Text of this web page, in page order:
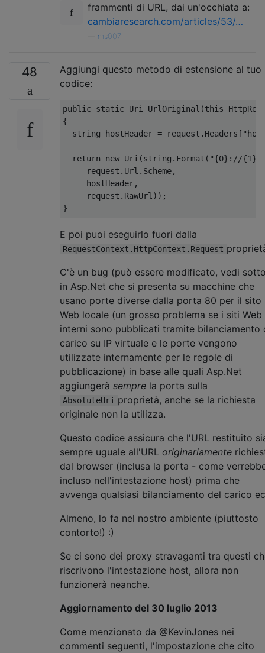
frammenti di URL, dai un'occhiata a:
cambiaresearch.com/articles/53/…
ms007
48
Aggiungi questo metodo di estensione al tuo
codice:
public static Uri UrlOriginal (this
{
string hostHeader = request . Headers [
return new Uri (string . Format ( "{0}://
     request
. Url . Scheme,
     hostHeader
,
     request
. RawUrl ));
}
E poi puoi eseguirlo fuori dalla
RequestContext.HttpContext.Request
C'è un bug (può essere modificato, vedi
in Asp.Net che si presenta su macchine che
usano porte diverse dalla porta 80 per il sito
Web locale (un grosso problema se i siti Web
interni sono pubblicati tramite bilanciamento
carico su IP virtuale e le porte vengono
utilizzate internamente per le regole di
pubblicazione) in base alle quali Asp.Net
aggiungerà sempre la porta sulla
AbsoluteUri proprietà, anche se la richiesta
originale non la utilizza.
Questo codice assicura che l'URL restituito
sempre uguale all'URL originariamente
dal browser (inclusa la porta - come
incluso nell'intestazione host) prima che
avvenga qualsiasi bilanciamento del carico
Almeno, lo fa nel nostro ambiente (piuttosto
contorto!) :)
Se ci sono dei proxy stravaganti tra questi
riscrivono l'intestazione host, allora non
funzionerà neanche.
Aggiornamento del 30 luglio 2013
Come menzionato da @KevinJones nei
commenti seguenti, l'impostazione che cito